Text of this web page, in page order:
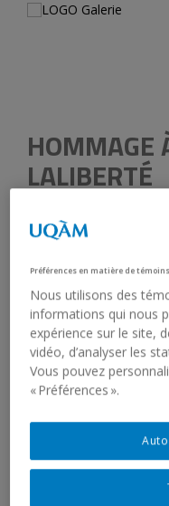
HOMMAGE
LALIBERTÉ
Organisée par le
Québec
8 septembre 1978 - 22
DOCUMENTS
Plan de salles
Préférences en matière de témoins
Nous utilisons des
informations qui nous
expérience sur le site,
vidéo, d’analyser les
Vous pouvez
« Préférences ».